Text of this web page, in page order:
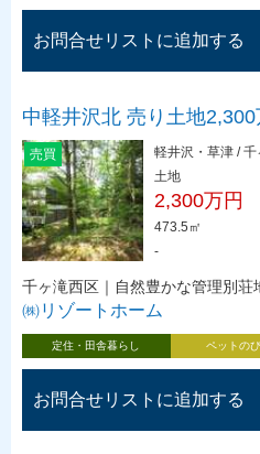
お問合せリストに追加する
中軽井沢北 売り土地2,300
売買
軽井沢・草津 / 千
土地
2,300万円
473.5㎡
-
千ヶ滝西区｜自然豊かな管理別荘
㈱リゾートホーム
定住・田舎暮らし ペットの
お問合せリストに追加する